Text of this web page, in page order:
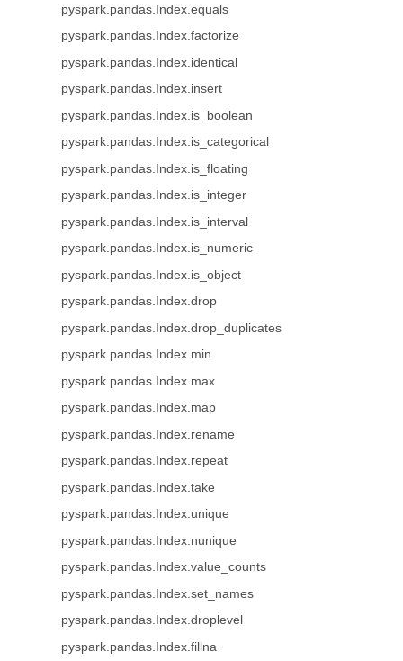
pyspark.pandas.Index.equals
pyspark.pandas.Index.factorize
pyspark.pandas.Index.identical
pyspark.pandas.Index.insert
pyspark.pandas.Index.is_boolean
pyspark.pandas.Index.is_categorical
pyspark.pandas.Index.is_floating
pyspark.pandas.Index.is_integer
pyspark.pandas.Index.is_interval
pyspark.pandas.Index.is_numeric
pyspark.pandas.Index.is_object
pyspark.pandas.Index.drop
pyspark.pandas.Index.drop_duplicates
pyspark.pandas.Index.min
pyspark.pandas.Index.max
pyspark.pandas.Index.map
pyspark.pandas.Index.rename
pyspark.pandas.Index.repeat
pyspark.pandas.Index.take
pyspark.pandas.Index.unique
pyspark.pandas.Index.nunique
pyspark.pandas.Index.value_counts
pyspark.pandas.Index.set_names
pyspark.pandas.Index.droplevel
pyspark.pandas.Index.fillna